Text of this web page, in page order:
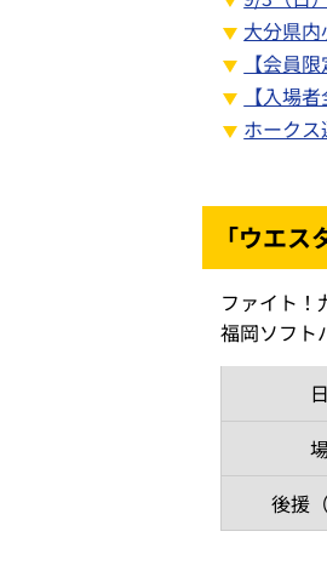
大分県内
【会員
【入場
ホーク
「ウエ
ファイト
福岡ソフ
後援